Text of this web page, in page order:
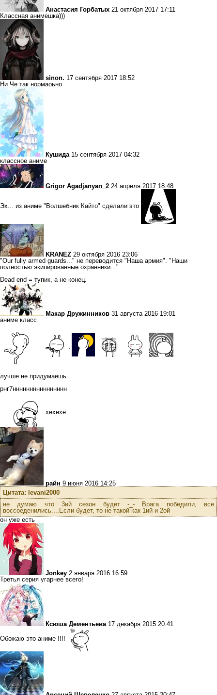
Анастасия Горбатых 21 октября 2017 17:11
Классная анимешка)))
sinon. 17 сентября 2017 18:52
Ни Че так нормаоьно
Кушида 15 сентября 2017 04:32
классное аниме
Grigor Agadjanyan_2 24 апреля 2017 18:48
Эх... из аниме "Волшебник Кайто" сделали это
KRANEZ 29 октября 2016 23:06
"Our fully armed guards..." не переводится "Наша армия". "Наши
полностью экипированные охранники..."
Dead end = тупик, а не конец.
Макар Дружинников 31 августа 2016 19:01
аниме класс
лучше не придумаешь
рнг7нннннннннннннннн
хехехе
райн 9 июня 2016 14:25
Цитата: levani2000
не думаю что 3ий сезон будет -_- Врага победили, все
воссоеденились....Если будет, то не такой как 1ий и 2ой
он уже есть
Jonkey 2 января 2016 16:59
Третья серия угарнее всего!
Ксюша Дементьева 17 декабря 2015 20:41
Обожаю это аниме !!!!